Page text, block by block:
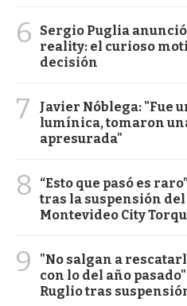
6
Sergio Puglia
reality: el curioso
decisión
7
Javier Nóblega: "Fue
lumínica, tomaron
apresurada"
8
“Esto que pasó es
tras la suspensión
Montevideo City
9
"No salgan a
con lo del año
Ruglio tras